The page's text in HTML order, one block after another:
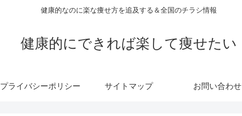
健康的なのに楽な痩せ方を追及する＆全国のチラシ情報
健康的にできれば楽して痩せたい
プライバシーポリシー サイトマップ お問い合わせ